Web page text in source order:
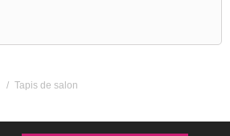
/ Tapis de salon